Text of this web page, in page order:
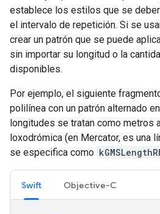
establece los estilos que se
el intervalo de repetición. Si se
crear un patrón que se puede
sin importar su longitud o la
disponibles.
Por ejemplo, el siguiente
polilínea con un patrón alternado
longitudes se tratan como metros
loxodrómica (en Mercator, es una
se especifica como
Swift Objective-C